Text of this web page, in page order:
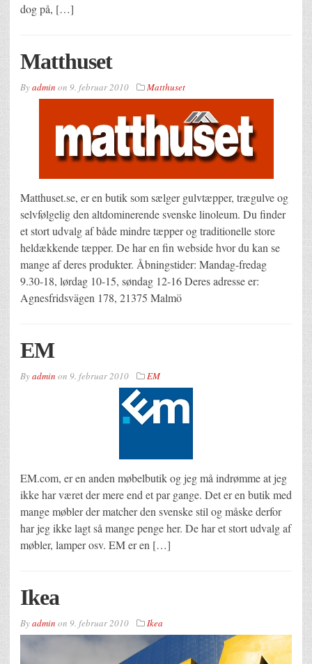
dog på, […]
Matthuset
Byadmin on 9. februar 2010 Matthuset
Matthuset.se, er en butik som sælger gulvtæpper, trægulve og
selvfølgelig den altdominerende svenske linoleum. Du finder
et stort udvalg af både mindre tæpper og traditionelle store
heldækkende tæpper. De har en fin webside hvor du kan se
mange af deres produkter. Åbningstider: Mandag-fredag
9.30-18, lørdag 10-15, søndag 12-16 Deres adresse er:
Agnesfridsvägen 178, 21375 Malmö
EM
Byadmin on 9. februar 2010 EM
EM.com, er en anden møbelbutik og jeg må indrømme at jeg
ikke har været der mere end et par gange. Det er en butik med
mange møbler der matcher den svenske stil og måske derfor
har jeg ikke lagt så mange penge her. De har et stort udvalg af
møbler, lamper osv. EM er en […]
Ikea
Byadmin on 9. februar 2010 Ikea